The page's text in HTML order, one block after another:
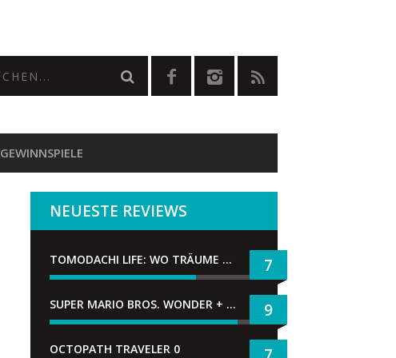
GEWINNSPIELE
NEUESTE REVIEWS
TOMODACHI LIFE: WO TRÄUME WAHR WERDEN 7
SUPER MARIO BROS. WONDER + GEMEINSAM IM BELLABEL-PARK 9
OCTOPATH TRAVELER 0